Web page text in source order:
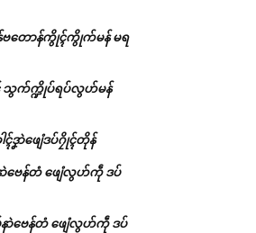
တောန်ကွိုၚ်ကွိုက်မန် မရ
သွက်က္ဍိုပ်ရပ်လွဟ်မန်
ဒၞာဲဖျေံဒပ်ဂၠိုၚ်တိုန်
ဗေန်တံ ဖျေံလွဟ်ကဵု ဒပ်
ာဲဗေန်တံ ဖျေံလွဟ်ကဵု ဒပ်